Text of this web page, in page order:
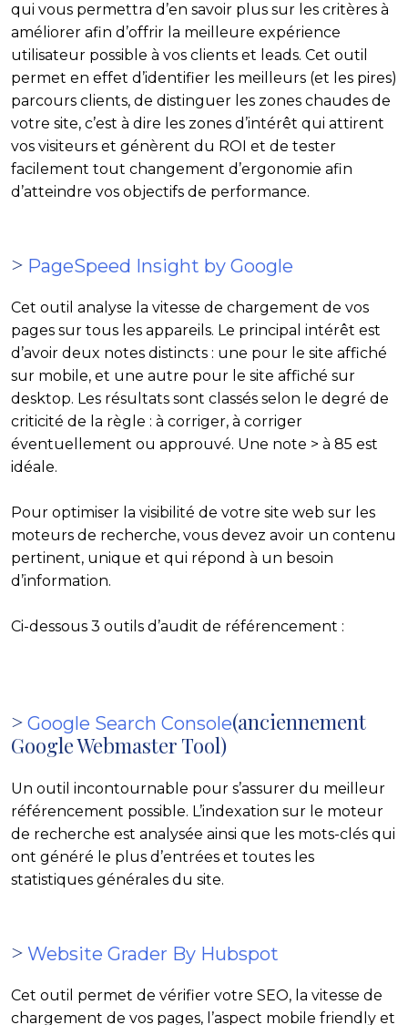
qui vous permettra d’en savoir plus sur les critères à
améliorer afin d’offrir la meilleure expérience
utilisateur possible à vos clients et leads. Cet outil
permet en effet d’identifier les meilleurs (et les pires)
parcours clients, de distinguer les zones chaudes de
votre site, c’est à dire les zones d’intérêt qui attirent
vos visiteurs et génèrent du ROI et de tester
facilement tout changement d’ergonomie afin
d’atteindre vos objectifs de performance.
> PageSpeed Insight by Google
Cet outil analyse la vitesse de chargement de vos
pages sur tous les appareils. Le principal intérêt est
d’avoir deux notes distincts : une pour le site affiché
sur mobile, et une autre pour le site affiché sur
desktop. Les résultats sont classés selon le degré de
criticité de la règle : à corriger, à corriger
éventuellement ou approuvé. Une note > à 85 est
idéale.
Pour optimiser la visibilité de votre site web sur les
moteurs de recherche, vous devez avoir un contenu
pertinent, unique et qui répond à un besoin
d’information.
Ci-dessous 3 outils d’audit de référencement :
> Google Search Console(anciennement
Google Webmaster Tool)
Un outil incontournable pour s’assurer du meilleur
référencement possible. L’indexation sur le moteur
de recherche est analysée ainsi que les mots-clés qui
ont généré le plus d’entrées et toutes les
statistiques générales du site.
> Website Grader By Hubspot
Cet outil permet de vérifier votre SEO, la vitesse de
chargement de vos pages, l’aspect mobile friendly et